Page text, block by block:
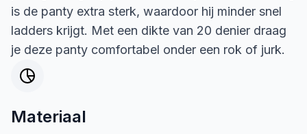
is de panty extra sterk, waardoor hij minder snel
ladders krijgt. Met een dikte van 20 denier draag
je deze panty comfortabel onder een rok of jurk.
Materiaal